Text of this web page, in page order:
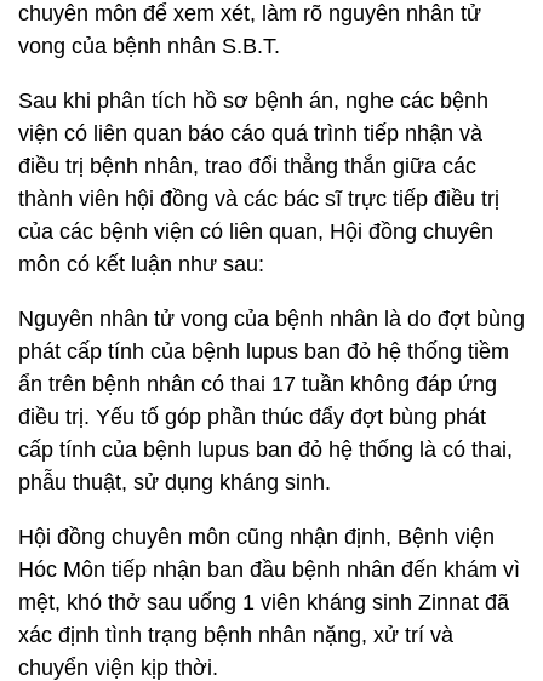
chuyên môn để xem xét, làm rõ nguyên nhân tử
vong của bệnh nhân S.B.T.
Sau khi phân tích hồ sơ bệnh án, nghe các bệnh
viện có liên quan báo cáo quá trình tiếp nhận và
điều trị bệnh nhân, trao đổi thẳng thắn giữa các
thành viên hội đồng và các bác sĩ trực tiếp điều trị
của các bệnh viện có liên quan, Hội đồng chuyên
môn có kết luận như sau:
Nguyên nhân tử vong của bệnh nhân là do đợt bùng
phát cấp tính của bệnh lupus ban đỏ hệ thống tiềm
ẩn trên bệnh nhân có thai 17 tuần không đáp ứng
điều trị. Yếu tố góp phần thúc đẩy đợt bùng phát
cấp tính của bệnh lupus ban đỏ hệ thống là có thai,
phẫu thuật, sử dụng kháng sinh.
Hội đồng chuyên môn cũng nhận định, Bệnh viện
Hóc Môn tiếp nhận ban đầu bệnh nhân đến khám vì
mệt, khó thở sau uống 1 viên kháng sinh Zinnat đã
xác định tình trạng bệnh nhân nặng, xử trí và
chuyển viện kịp thời.